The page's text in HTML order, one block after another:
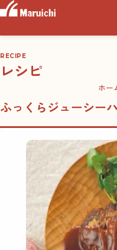
RECIPE
レシピ
ホー
ふっくらジューシー